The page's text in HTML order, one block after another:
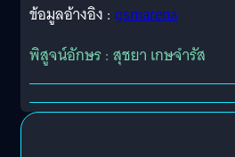
ข้อมูลอ้างอิง : gsmarena
พิสูจน์อักษร : สุชยา เกษจำรัส